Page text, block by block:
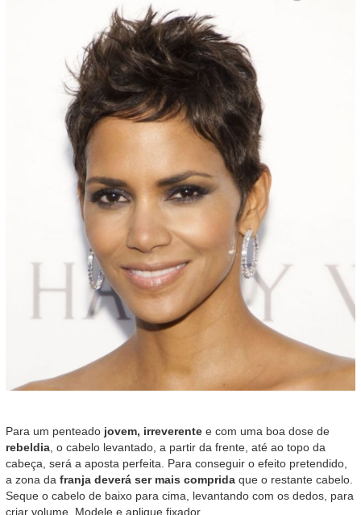
Para um penteado jovem, irreverente e com uma boa dose de
rebeldia, o cabelo levantado, a partir da frente, até ao topo da
cabeça, será a aposta perfeita. Para conseguir o efeito pretendido,
a zona da franja deverá ser mais comprida que o restante cabelo.
Seque o cabelo de baixo para cima, levantando com os dedos, para
criar volume. Modele e aplique fixador.